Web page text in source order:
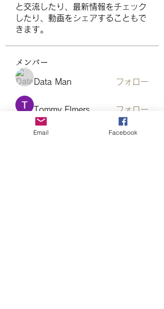
と交流したり、最新情報をチェック
したり、動画をシェアすることもで
きます。
メンバー
Data Man フォロー
Tommy Elmers フォロー
Elowen Morrison フォロー
Email Facebook